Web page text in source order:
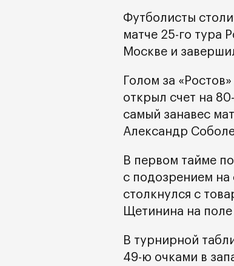
Футболисты
матче 25-го тура
Москве и
Голом за
открыл счет на
самый занавес
Александр
В первом тайме
с подозрением на
столкнулся с
Щетинина на
В турнирной
49-ю очками в